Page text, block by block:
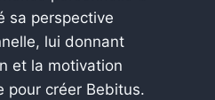
sa perspective
lui donnant
et la motivation
pour créer Bebitus.